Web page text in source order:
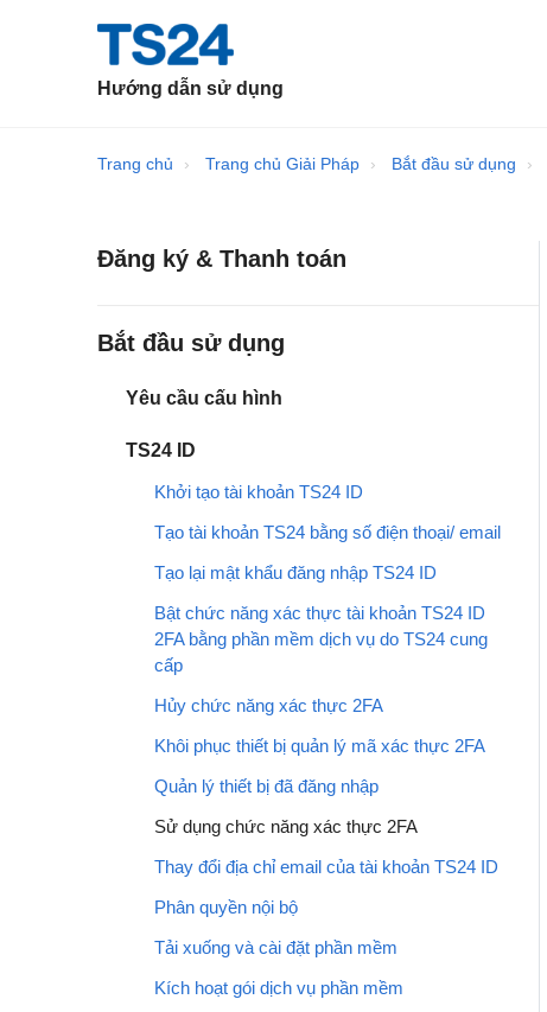
Hướng dẫn sử dụng
Trang chủ Trang chủ Giải Pháp Bắt đầu sử dụng
Đăng ký & Thanh toán
Bắt đầu sử dụng
Yêu cầu cấu hình
TS24 ID
Khởi tạo tài khoản TS24 ID
Tạo tài khoản TS24 bằng số điện thoại/ email
Tạo lại mật khẩu đăng nhập TS24 ID
Bật chức năng xác thực tài khoản TS24 ID
2FA bằng phần mềm dịch vụ do TS24 cung
cấp
Hủy chức năng xác thực 2FA
Khôi phục thiết bị quản lý mã xác thực 2FA
Quản lý thiết bị đã đăng nhập
Sử dụng chức năng xác thực 2FA
Thay đổi địa chỉ email của tài khoản TS24 ID
Phân quyền nội bộ
Tải xuống và cài đặt phần mềm
Kích hoạt gói dịch vụ phần mềm